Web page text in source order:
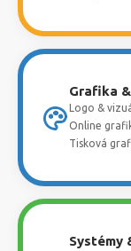
Grafika
Logo &
Online
Tisková
Systémy